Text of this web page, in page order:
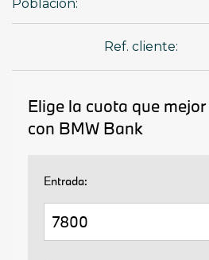
Población:
Ref. cliente: